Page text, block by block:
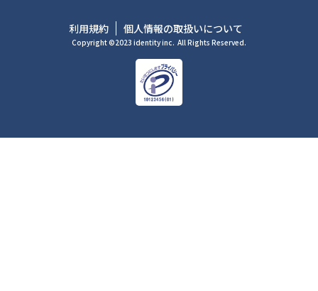
利用規約 個人情報の取扱いについて
Copyright ©2023 identity inc. All Rights Reserved.